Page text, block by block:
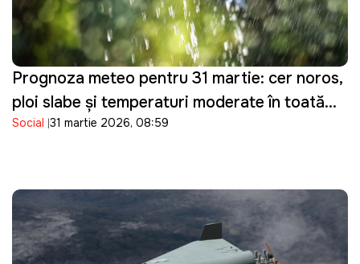
Prognoza meteo pentru 31 martie: cer noros,
ploi slabe și temperaturi moderate în toată
țara
Social 31 martie 2026, 08:59